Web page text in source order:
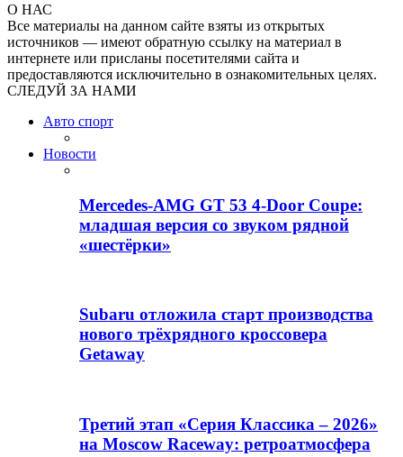
О НАС
Все материалы на данном сайте взяты из открытых
источников — имеют обратную ссылку на материал в
интернете или присланы посетителями сайта и
предоставляются исключительно в ознакомительных целях.
СЛЕДУЙ ЗА НАМИ
Авто спорт
Новости
Mercedes-AMG GT 53 4-Door Coupe:
младшая версия со звуком рядной
«шестёрки»
Subaru отложила старт производства
нового трёхрядного кроссовера
Getaway
Третий этап «Серия Классика – 2026»
на Moscow Raceway: ретроатмосфера